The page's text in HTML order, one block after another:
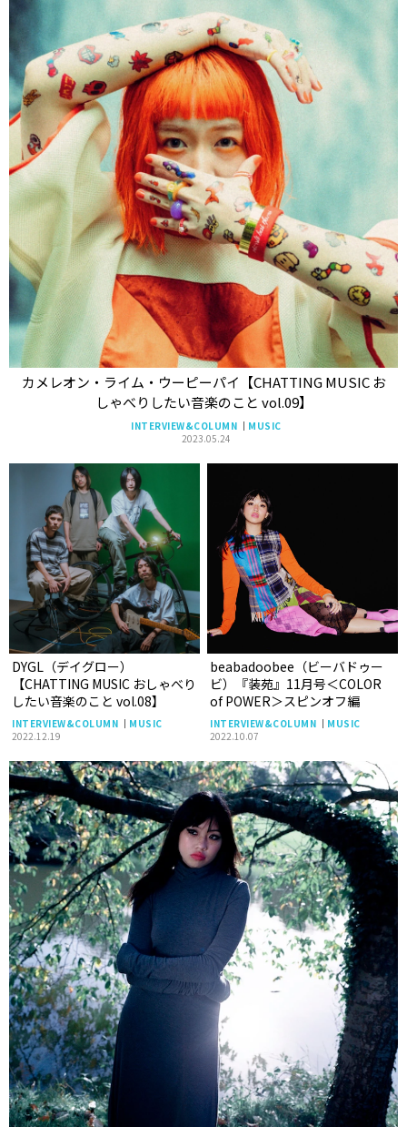
カメレオン・ライム・ウーピーパイ【CHATTING MUSIC お
しゃべりしたい音楽のこと vol.09】
INTERVIEW&COLUMN
MUSIC
2023.05.24
DYGL（デイグロー）
【CHATTING MUSIC おしゃべり
したい音楽のこと vol.08】
INTERVIEW&COLUMN
MUSIC
2022.12.19
beabadoobee（ビーバドゥー
ビ）『装苑』11月号＜COLOR
of POWER＞スピンオフ編
INTERVIEW&COLUMN
MUSIC
2022.10.07